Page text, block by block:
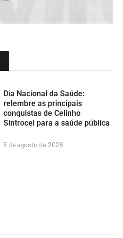
Dia Nacional da Saúde:
relembre as principais
conquistas de Celinho
Sintrocel para a saúde pública
5 de agosto de 2026